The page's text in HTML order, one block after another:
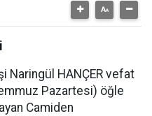
Naringül HANÇER vefat
Pazartesi) öğle
Camiden